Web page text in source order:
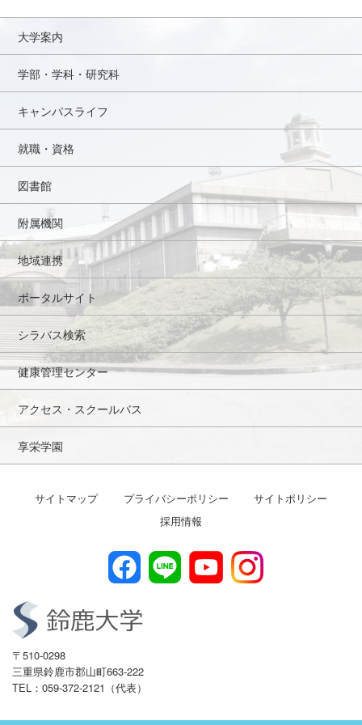
大学案内
学部・学科・研究科
キャンパスライフ
就職・資格
図書館
附属機関
地域連携
ポータルサイト
シラバス検索
健康管理センター
アクセス・スクールバス
享栄学園
〒510-0298
三重県鈴鹿市郡山町663-222
TEL：059-372-2121（代表）
サイトマップ プライバシーポリシー
サイトポリシー
採用情報